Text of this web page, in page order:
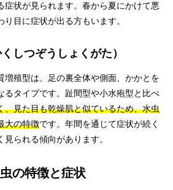
症状が見られます。春から夏にかけて悪
目に症状が出る方もいます。
しつぞうしょくがた）
増殖型は、足の裏全体や側面、かかとを
るタイプです。趾間型や小水疱型と比べ
、見た目も乾燥肌と似ているため、水虫
大の特徴です。年間を通じて症状が続く
られる傾向があります。
の特徴と症状